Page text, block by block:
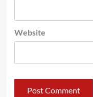
Website